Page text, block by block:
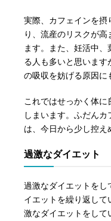
実際、カフェインを摂
り、流産のリスクが
ます。また、妊活中
る人も多いと思います
の吸収を妨げる原因に
これではせっかく体
しまいます。ふだん
は、今日から少し控え
過激なダイエット
過激なダイエットをし
イエットを繰り返して
激なダイエットをして